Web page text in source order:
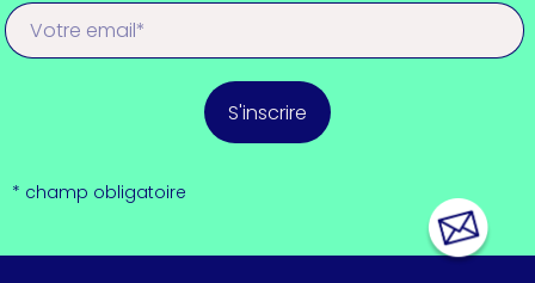
S'inscrire
* champ obligatoire